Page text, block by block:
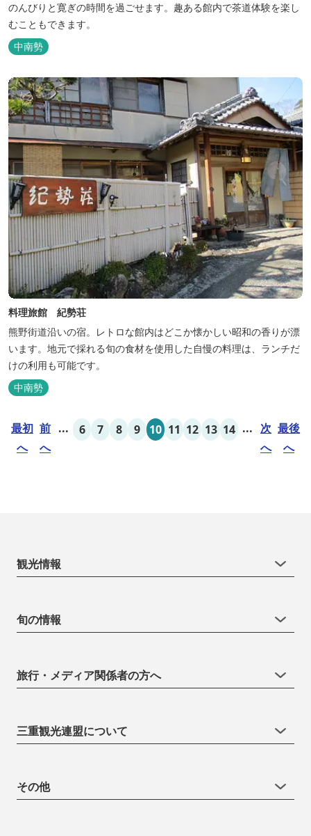
のんびりと寛ぎの時間を過ごせます。趣ある館内で茶道体験を楽し
むこともできます。
中南勢
料理旅館 紀勢荘
熊野街道沿いの宿。レトロな館内はどこか懐かしい昭和の香りが漂
います。地元で採れる旬の食材を使用した自慢の料理は、ランチだ
けの利用も可能です。
中南勢
最初
へ
前
へ
... 6 7 8 9 10 11 12 13 14 ... 次
へ
最後
へ
観光情報
旬の情報
旅行・メディア関係者の方へ
三重観光連盟について
その他